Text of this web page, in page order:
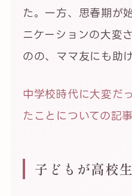
た。一方、思春期が
ニケーションの大変
のの、ママ友にも助
中学校時代に大変だ
たことについての記
子どもが高校